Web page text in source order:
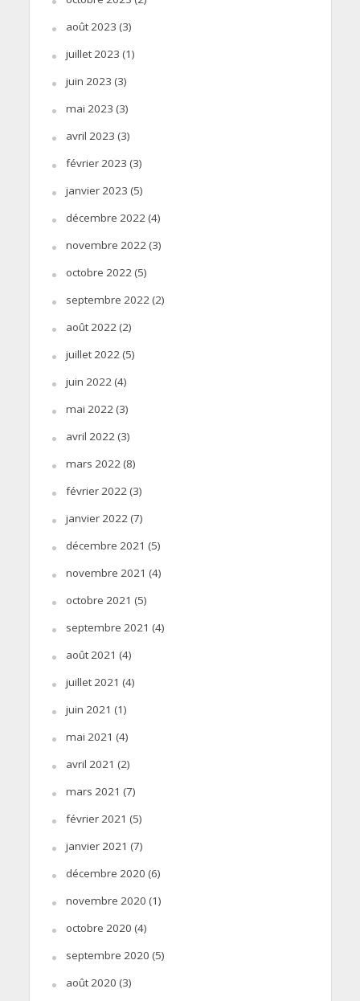
août 2023 (3)
juillet 2023 (1)
juin 2023 (3)
mai 2023 (3)
avril 2023 (3)
février 2023 (3)
janvier 2023 (5)
décembre 2022(4)
novembre 2022(3)
octobre 2022(5)
septembre 2022(2)
août 2022(2)
juillet 2022(5)
juin 2022(4)
mai 2022(3)
avril 2022(3)
mars 2022(8)
février 2022(3)
janvier 2022(7)
décembre 2021 (5)
novembre 2021 (4)
octobre 2021 (5)
septembre 2021 (4)
août 2021 (4)
juillet 2021 (4)
juin 2021 (1)
mai 2021 (4)
avril 2021 (2)
mars 2021 (7)
février 2021 (5)
janvier 2021 (7)
décembre 2020 (6)
novembre 2020 (1)
octobre 2020 (4)
septembre 2020 (5)
août 2020 (3)